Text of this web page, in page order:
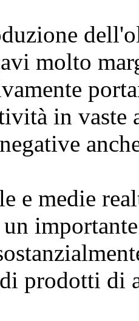
molto
in vaste
e medie
prodotti di